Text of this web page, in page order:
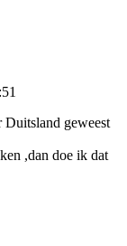
Duitsland geweest
,dan doe ik dat